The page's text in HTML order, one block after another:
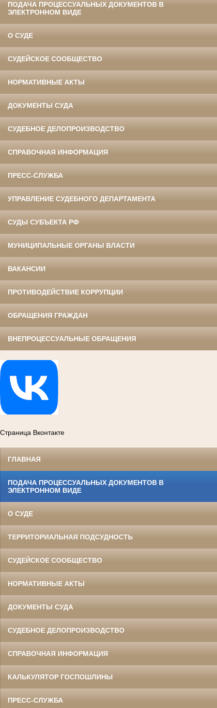
ПОДАЧА ПРОЦЕССУАЛЬНЫХ ДОКУМЕНТОВ В
ЭЛЕКТРОННОМ ВИДЕ
О СУДЕ
СУДЕЙСКОЕ СООБЩЕСТВО
НОРМАТИВНЫЕ АКТЫ
ДОКУМЕНТЫ СУДА
СУДЕБНОЕ ДЕЛОПРОИЗВОДСТВО
СПРАВОЧНАЯ ИНФОРМАЦИЯ
ПРЕСС-СЛУЖБА
УПРАВЛЕНИЕ СУДЕБНОГО ДЕПАРТАМЕНТА
СУДЫ СУБЪЕКТА РФ
МУНИЦИПАЛЬНЫЕ ОРГАНЫ ВЛАСТИ
ВАКАНСИИ
ПРОТИВОДЕЙСТВИЕ КОРРУПЦИИ
ОБРАЩЕНИЯ ГРАЖДАН
ВНЕПРОЦЕССУАЛЬНЫЕ ОБРАЩЕНИЯ
Страница Вконтакте
ГЛАВНАЯ
ПОДАЧА ПРОЦЕССУАЛЬНЫХ ДОКУМЕНТОВ В
ЭЛЕКТРОННОМ ВИДЕ
О СУДЕ
ТЕРРИТОРИАЛЬНАЯ ПОДСУДНОСТЬ
СУДЕЙСКОЕ СООБЩЕСТВО
НОРМАТИВНЫЕ АКТЫ
ДОКУМЕНТЫ СУДА
СУДЕБНОЕ ДЕЛОПРОИЗВОДСТВО
СПРАВОЧНАЯ ИНФОРМАЦИЯ
КАЛЬКУЛЯТОР ГОСПОШЛИНЫ
ПРЕСС-СЛУЖБА